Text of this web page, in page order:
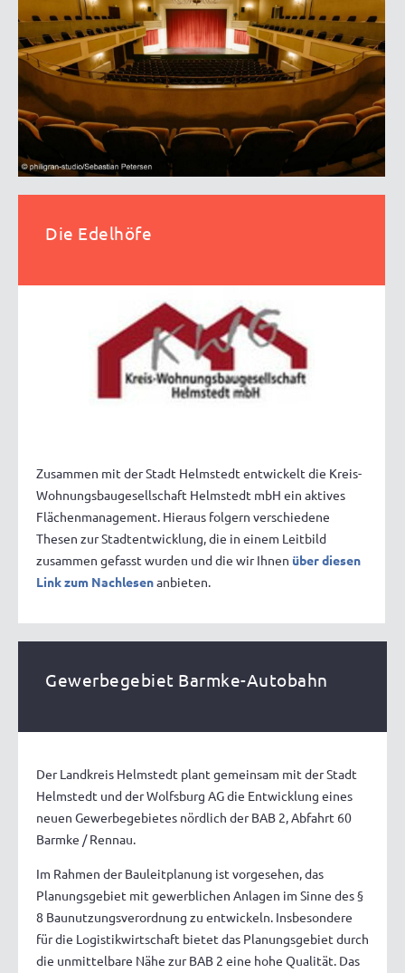
Die Edelhöfe
Zusammen mit der Stadt Helmstedt entwickelt die Kreis-
Wohnungsbaugesellschaft Helmstedt mbH ein aktives
Flächenmanagement. Hieraus folgern verschiedene
Thesen zur Stadtentwicklung, die in einem Leitbild
zusammen gefasst wurden und die wir Ihnen über diesen
Link zum Nachlesenanbieten.
Gewerbegebiet Barmke-Autobahn
Der Landkreis Helmstedt plant gemeinsam mit der Stadt
Helmstedt und der Wolfsburg AG die Entwicklung eines
neuen Gewerbegebietes nördlich der BAB 2, Abfahrt 60
Barmke / Rennau.
Im Rahmen der Bauleitplanung ist vorgesehen, das
Planungsgebiet mit gewerblichen Anlagen im Sinne des §
8 Baunutzungsverordnung zu entwickeln. Insbesondere
für die Logistikwirtschaft bietet das Planungsgebiet durch
die unmittelbare Nähe zur BAB 2 eine hohe Qualität. Das